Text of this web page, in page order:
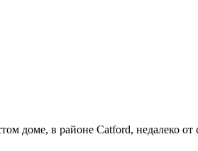
доме, в районе Catford, недалеко